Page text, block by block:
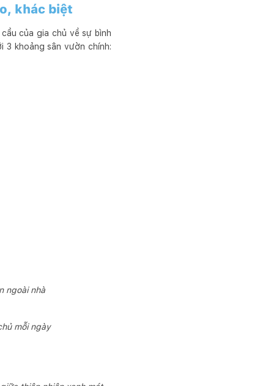
khác biệt
của gia chủ về sự bình
3 khoảng sân vườn chính:
ngoài nhà
mỗi ngày